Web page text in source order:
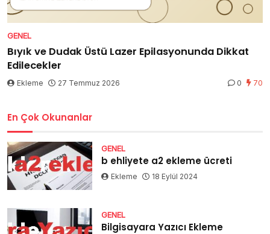
GENEL
Bıyık ve Dudak Üstü Lazer Epilasyonunda Dikkat
Edilecekler
Ekleme 27 Temmuz 2026 0 70
En Çok Okunanlar
GENEL
b ehliyete a2 ekleme ücreti
Ekleme 18 Eylül 2024
GENEL
Bilgisayara Yazıcı Ekleme